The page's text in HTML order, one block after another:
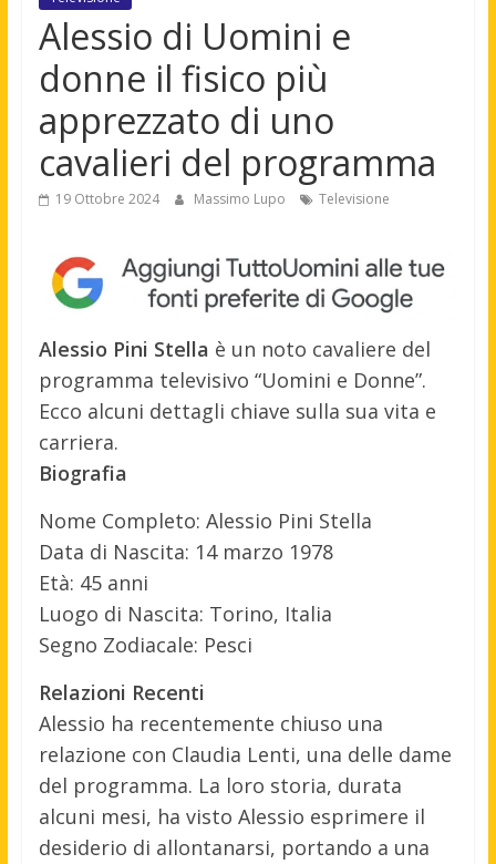
Alessio di Uomini e
donne il fisico più
apprezzato di uno
cavalieri del programma
19 Ottobre 2024 Massimo Lupo Televisione
Alessio Pini Stella è un noto cavaliere del
programma televisivo “Uomini e Donne”.
Ecco alcuni dettagli chiave sulla sua vita e
carriera.
Biografia
Nome Completo: Alessio Pini Stella
Data di Nascita: 14 marzo 1978
Età: 45 anni
Luogo di Nascita: Torino, Italia
Segno Zodiacale: Pesci
Relazioni Recenti
Alessio ha recentemente chiuso una
relazione con Claudia Lenti, una delle dame
del programma. La loro storia, durata
alcuni mesi, ha visto Alessio esprimere il
desiderio di allontanarsi, portando a una